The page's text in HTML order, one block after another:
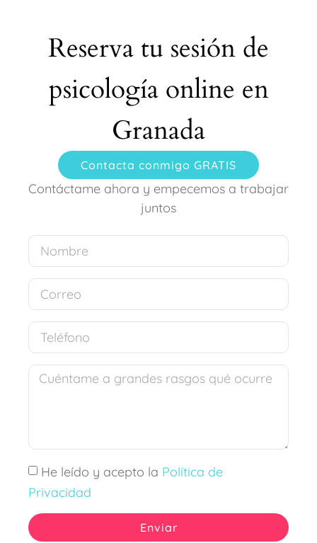
Reserva tu sesión de
psicología online en
Granada
Contacta conmigo GRATIS
Contáctame ahora y empecemos a trabajar
juntos
He leído y acepto la Política de
Privacidad
Enviar